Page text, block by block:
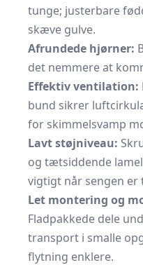
tunge; justerbare
skæve gulve.
Afrundede hjørner:
det nemmere at
Effektiv ventilation:
bund sikrer
for skimmelsvamp
Lavt støjniveau:
og tætsiddende
vigtigt når sengen
Let montering og
Fladpakkede dele
transport i smalle
flytning enklere.